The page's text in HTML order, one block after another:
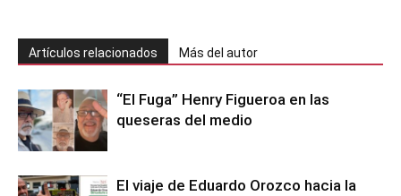
Artículos relacionados Más del autor
“El Fuga” Henry Figueroa en las
queseras del medio
El viaje de Eduardo Orozco hacia la